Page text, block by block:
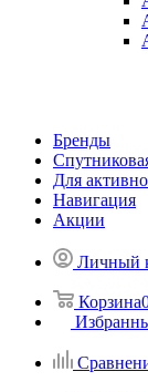
Бренды
Для
Навигация
Акции
Личный
Корзина